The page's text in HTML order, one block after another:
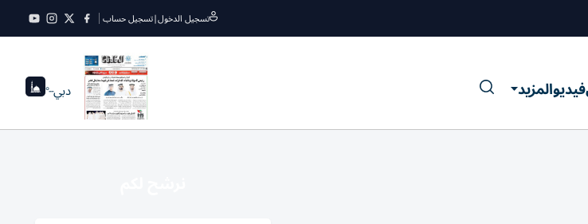
تسجيل الدخول|تسجيل حساب
فيديوالمزيد دبي--°